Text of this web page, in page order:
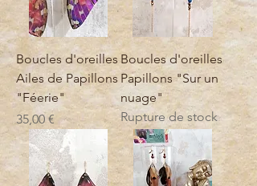
Boucles d'oreilles
Ailes de Papillons
"Féerie"
Prix
35,00 €
Boucles d'oreilles
Papillons "Sur un
nuage"
Rupture de stock